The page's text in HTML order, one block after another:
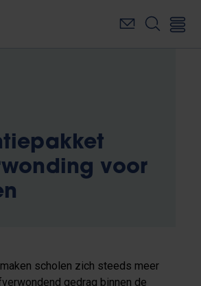
voor
scholen zich steeds meer
gedrag binnen de